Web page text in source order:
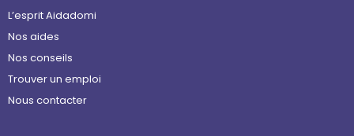
L’esprit Aidadomi
Nos aides
Nos conseils
Trouver un emploi
Nous contacter